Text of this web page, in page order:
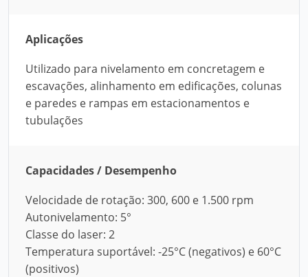
Aplicações
Utilizado para nivelamento em concretagem e
escavações, alinhamento em edificações, colunas
e paredes e rampas em estacionamentos e
tubulações
Capacidades / Desempenho
Velocidade de rotação: 300, 600 e 1.500 rpm
Autonivelamento: 5°
Classe do laser: 2
Temperatura suportável: -25°C (negativos) e 60°C
(positivos)